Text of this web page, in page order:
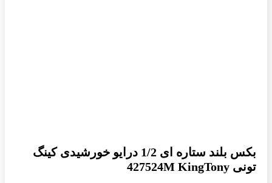
بکس بلند ستاره ای 1/2 درایو خورشیدی کینگ
تونی 427524M KingTony